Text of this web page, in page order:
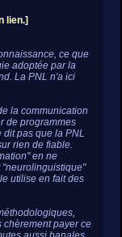
lien.]
ce que
adoptée par la
La PNL n'a ici
la communication
de programmes
pas que la PNL
rien de fiable.
en ne
"neurolinguistique"
utilise en fait des
chèrement payer ce